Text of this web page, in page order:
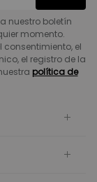
nuestro boletín
momento.
el
el registro de la
política de